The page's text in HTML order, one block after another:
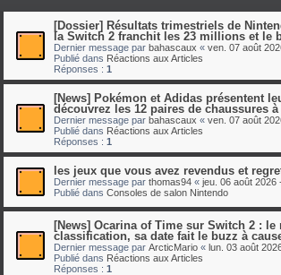
[Dossier] Résultats trimestriels de
la Switch 2 franchit les 23 millions et le
Dernier message par bahascaux « ven. 07 août
Publié dans Réactions aux Articles
Réponses : 1
[News] Pokémon et Adidas présentent
découvrez les 12 paires de chaussures
Dernier message par bahascaux « ven. 07 août
Publié dans Réactions aux Articles
Réponses : 1
les jeux que vous avez revendus et
Dernier message par thomas94 « jeu. 06 août 2026
Publié dans Consoles de salon Nintendo
[News] Ocarina of Time sur Switch 2 : le
classification, sa date fait le buzz à
Dernier message par ArcticMario « lun. 03 août
Publié dans Réactions aux Articles
Réponses : 1